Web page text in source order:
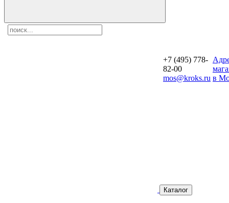
+7 (495) 778-
82-00
mos@kroks.ru в
Каталог